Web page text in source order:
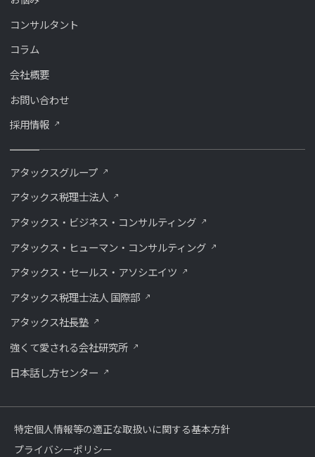
コンサルタント
コラム
会社概要
お問い合わせ
採用情報
アタックスグループ
アタックス税理士法人
アタックス・ビジネス・コンサルティング
アタックス・ヒューマン・コンサルティング
アタックス・セールス・アソシエイツ
アタックス税理士法人 国際部
アタックス社長塾
強くて愛される会社研究所
⽇本話し⽅センター
特定個人情報等の適正な取扱いに関する基本方針
プライバシーポリシー